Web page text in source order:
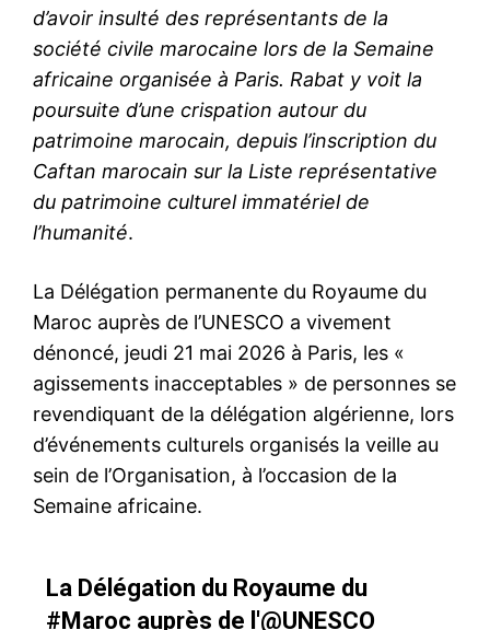
d’avoir insulté des représentants de la
société civile marocaine lors de la Semaine
africaine organisée à Paris. Rabat y voit la
poursuite d’une crispation autour du
patrimoine marocain, depuis l’inscription du
Caftan marocain sur la Liste représentative
du patrimoine culturel immatériel de
l’humanité.
La Délégation permanente du Royaume du
Maroc auprès de l’UNESCO a vivement
dénoncé, jeudi 21 mai 2026 à Paris, les «
agissements inacceptables » de personnes se
revendiquant de la délégation algérienne, lors
d’événements culturels organisés la veille au
sein de l’Organisation, à l’occasion de la
Semaine africaine.
La Délégation du Royaume du
#Maroc auprès de l'@UNESCO